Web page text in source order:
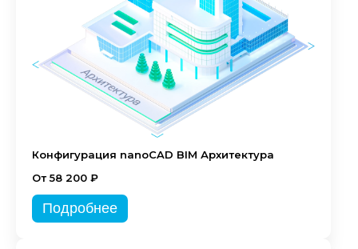
Конфигурация nanoCAD BIM Архитектура
От 58 200 ₽
Подробнее